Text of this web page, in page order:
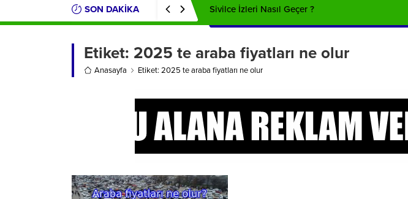
SON DAKİKA Sivilce İzleri Nasıl Geçer ?
Etiket: 2025 te araba fiyatları ne olur
Anasayfa Etiket: 2025 te araba fiyatları ne olur